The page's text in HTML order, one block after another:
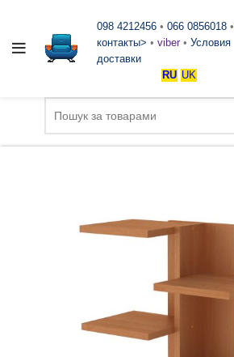
098 4212456 • 066 0856018 •
контакты> • viber • Условия
доставки
RU UK